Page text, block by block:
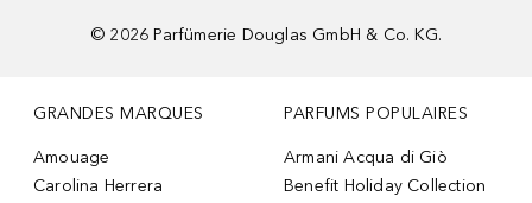
© 2026 Parfümerie Douglas GmbH & Co. KG.
GRANDES MARQUES
Amouage
Carolina Herrera
PARFUMS POPULAIRES
Armani Acqua di Giò
Benefit Holiday Collection